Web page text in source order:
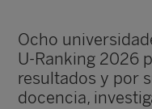
Ocho
U-Ranking 2026
resultados y por
docencia,